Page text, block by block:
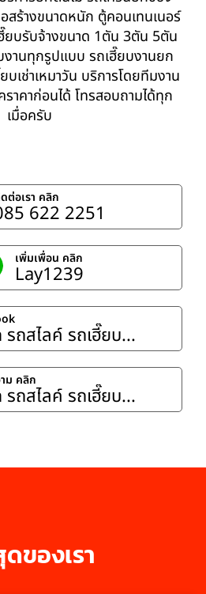
ร้างขนาดหนัก ตู้คอนเทนเนอร์
ฮี๊ยบรับจ้างขนาด 1ตัน 3ตัน 5ตัน
านทุกรูปแบบ รถเฮี๊ยบงานยก
บเช่าเหมาวัน บริการโดยทีมงาน
าคาก่อนได้ โทรสอบถามได้ทุก
เมื่อครับ
ต่อเรา คลิก
622 2251
เพิ่มเพื่อน คลิก
Lay1239
ถสไลค์ รถเฮี๊ยบ...
ม คลิก
ถสไลค์ รถเฮี๊ยบ...
ของเรา